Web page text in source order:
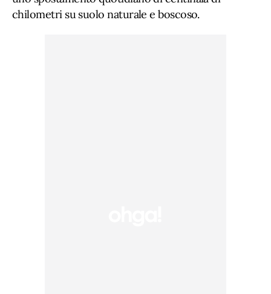
chilometri su suolo naturale e boscoso.